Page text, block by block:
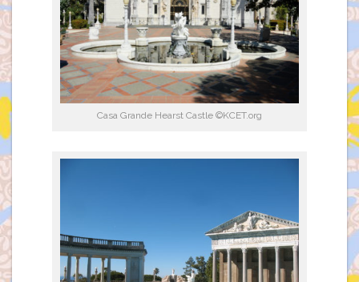
Casa Grande Hearst Castle ©KCET.org